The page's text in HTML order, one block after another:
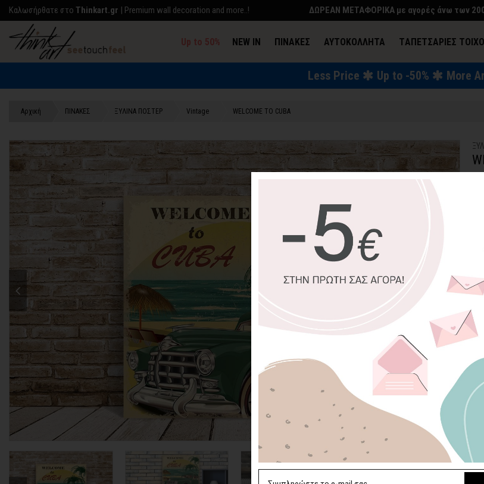
Kαλωσήρθατε στο Thinkart.gr | Premium wall decoration and more..! ΔΩΡΕΑΝ ΜΕΤΑΦΟΡΙΚΑ με αγορές άνω των
Up to 50% NEW IN ΠΙΝΑΚΕΣ ΑΥΤΟΚΟΛΛΗΤΑ TΑΠΕΤΣΑΡΙΕΣ
ΕΝΔΥΣΗ & ΑΞΕΣΟΥΑΡ
Less Price Up to -50% More
Αρχική ΠΙΝΑΚΕΣ ΞΥΛΙΝΑ ΠΟΣΤΕΡ Vintage WELCOME TO CUBA